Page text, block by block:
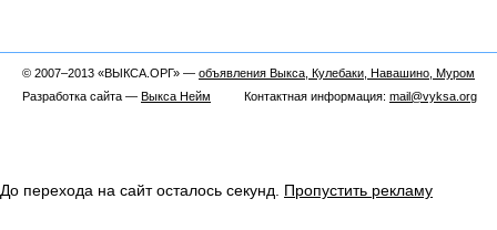
© 2007–2013 «ВЫКСА.ОРГ» — объявления Выкса, Кулебаки, Навашино, Муром
Разработка сайта — Выкса Нейм Контактная информация: mail@vyksa.org
До перехода на сайт осталось секунд. Пропустить рекламу